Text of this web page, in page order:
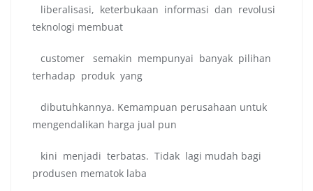
liberalisasi, keterbukaan informasi dan revolusi
teknologi membuat
customer semakin mempunyai banyak pilihan
terhadap produk yang
dibutuhkannya. Kemampuan perusahaan untuk
mengendalikan harga jual pun
kini menjadi terbatas. Tidak lagi mudah bagi
produsen mematok laba